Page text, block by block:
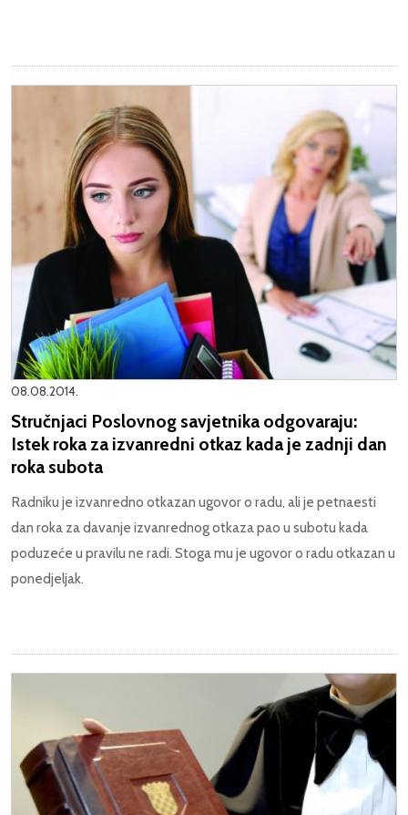
08.08.2014.
Stručnjaci Poslovnog savjetnika odgovaraju:
Istek roka za izvanredni otkaz kada je zadnji dan
roka subota
Radniku je izvanredno otkazan ugovor o radu, ali je petnaesti
dan roka za davanje izvanrednog otkaza pao u subotu kada
poduzeće u pravilu ne radi. Stoga mu je ugovor o radu otkazan u
ponedjeljak.